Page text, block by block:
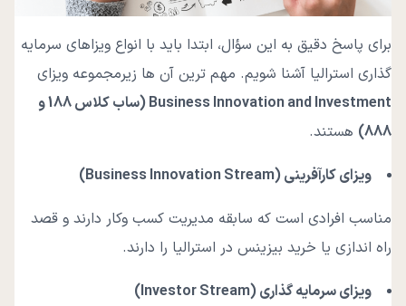
برای پاسخ دقیق به این سؤال، ابتدا باید با انواع ویزاهای سرمایه
گذاری استرالیا آشنا شویم. مهم ترین آن ها زیرمجموعه ویزای
Business Innovation and Investment (
ساب کلاس 188 و
888
) هستند.
ویزای کارآفرینی(Business Innovation Stream)
مناسب افرادی است که سابقه مدیریت کسب وکار دارند و قصد
راه اندازی یا خرید بیزینس در استرالیا را دارند.
ویزای سرمایه گذاری(Investor Stream)